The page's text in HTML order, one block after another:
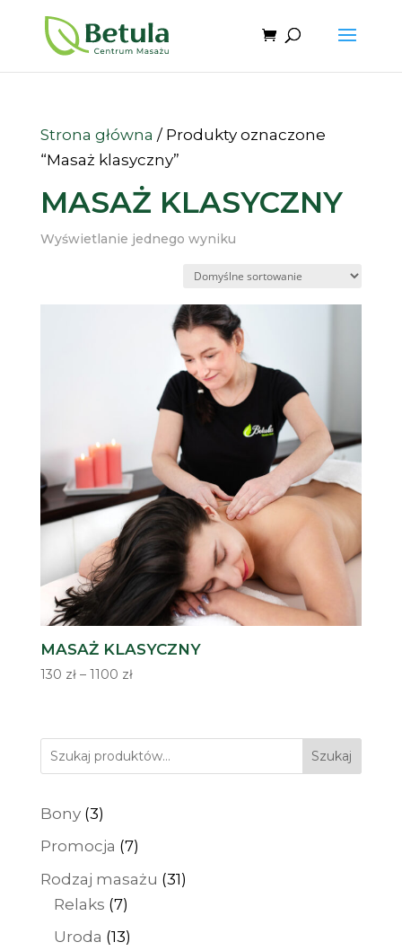
Strona główna / Produkty oznaczone
“Masaż klasyczny”
MASAŻ KLASYCZNY
Wyświetlanie jednego wyniku
MASAŻ KLASYCZNY
130 zł – 1100 złZakres
130 zł
do
1100 zł
Szukaj
Bony 33
produkty
Promocja 77
produktów
Rodzaj masażu 3131
Relaks 77
produktów
Uroda 1313